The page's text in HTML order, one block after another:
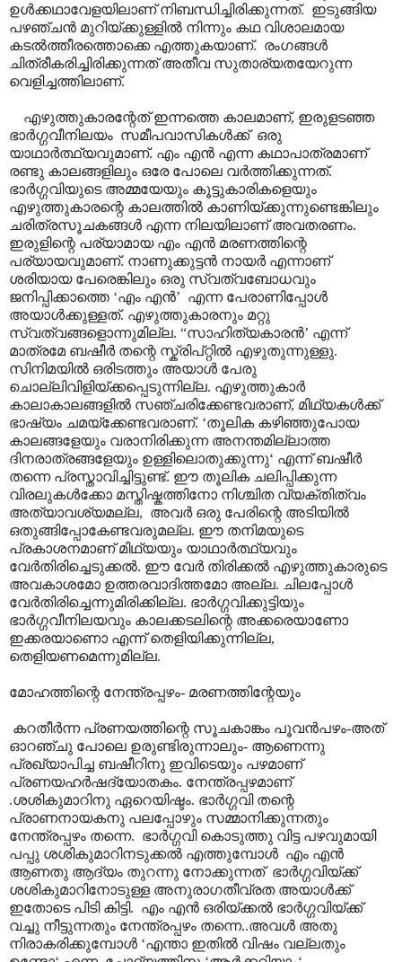
ഉൾക്കഥാവേളയിലാണ് നിബന്ധിച്ചിരിക്കുന്നത്. ഇടുങ്ങിയ
പഴഞ്ചൻ മുറിയ്ക്കുള്ളിൽ നിന്നും കഥ വിശാലമായ
കടൽത്തീരത്തൊക്കെ എത്തുകയാണ്. രംഗങ്ങൾ
ചിത്രീകരിച്ചിരിക്കുന്നത് അതീവ സുതാര്യതയേറുന്ന
വെളിച്ചത്തിലാണ്.
എഴുത്തുകാരന്റേത് ഇന്നത്തെ കാലമാണ്, ഇരുളടഞ്ഞ
ഭാർഗ്ഗവീനിലയം സമീപവാസികൾക്ക് ഒരു
യാഥാർത്ഥ്യവുമാണ്. എം എൻ എന്ന കഥാപാത്രമാണ്
രണ്ടു കാലങ്ങളിലും ഒരേ പോലെ വർത്തിക്കുന്നത്.
ഭാർഗ്ഗവിയുടെ അമ്മയേയും കൂട്ടുകാരികളെയും
എഴുത്തുകാരന്റെ കാലത്തിൽ കാണിയ്ക്കുന്നുണ്ടെങ്കിലും
ചരിത്രസൂചകങ്ങൾ എന്ന നിലയിലാണ് അവതരണം.
ഇരുളിന്റെ പര്യാമായ എം എൻ മരണത്തിന്റെ
പര്യായവുമാണ്. നാണുക്കുട്ടൻ നായർ എന്നാണ്
ശരിയായ പേരെങ്കിലും ഒരു സ്വത്വബോധവും
ജനിപ്പിക്കാത്തെ ‘എം എൻ’ എന്ന പേരാണിപ്പോൾ
അയാൾക്കുള്ളത്. എഴുത്തുകാരനും മറ്റു
സ്വത്വങ്ങളൊന്നുമില്ല. “സാഹിത്യകാരൻ’ എന്ന്
മാത്രമേ ബഷീർ തന്റെ സ്ക്രിപ്റ്റിൽ എഴുതുന്നുള്ളു.
സിനിമയിൽ ഒരിടത്തും അയാൾ പേരു
ചൊല്ലിവിളിയ്ക്കപ്പെടുന്നില്ല. എഴുത്തുകാർ
കാലാകാലങ്ങളിൽ സഞ്ചരിക്കേണ്ടവരാണ്, മിഥ്യകൾക്ക്
ഭാഷ്യം ചമയ്ക്കേണ്ടവരാണ്. ‘തൂലിക കഴിഞ്ഞുപോയ
കാലങ്ങളേയും വരാനിരിക്കുന്ന അനന്തമില്ലാത്ത
ദിനരാത്രങ്ങളേയും ഉള്ളിലൊതുക്കുന്നു‘ എന്ന് ബഷീർ
തന്നെ പ്രസ്താവിച്ചിട്ടുണ്ട്. ഈ തൂലിക ചലിപ്പിക്കുന്ന
വിരലുകൾക്കോ മസ്തിഷ്കത്തിനോ നിശ്ചിത വ്യക്തിത്വം
അത്യാവശ്യമല്ല, അവർ ഒരു പേരിന്റെ അടിയിൽ
ഒതുങ്ങിപ്പോകേണ്ടവരുമല്ല. ഈ തനിമയുടെ
പ്രകാശനമാണ് മിഥ്യയും യാഥാർത്ഥ്യവും
വേർതിരിച്ചെടുക്കൽ. ഈ വേർ തിരിക്കൽ എഴുത്തുകാരുടെ
അവകാശമോ ഉത്തരവാദിത്തമോ അല്ല. ചിലപ്പോൾ
വേർതിരിച്ചെന്നുമിരിക്കില്ല. ഭാർഗ്ഗവിക്കുട്ടിയും
ഭാർഗ്ഗവീനിലയവും കാലക്കടലിന്റെ അക്കരെയാണോ
ഇക്കരയാണൊ എന്ന് തെളിയിക്കുന്നില്ല,
തെളിയണമെന്നുമില്ല.
മോഹത്തിന്റെ നേന്ത്രപ്പഴം- മരണത്തിന്റേയും
കറതീർന്ന പ്രണയത്തിന്റെ സൂചകാങ്കം പൂവൻപഴം-അത്
ഓറഞ്ചു പോലെ ഉരുണ്ടിരുന്നാലും- ആണെന്നു
പ്രഖ്യാപിച്ച ബഷീറിനു ഇവിടെയും പഴമാണ്
പ്രണയഹർഷദ്യോതകം. നേന്ത്രപ്പഴമാണ്
.ശശികുമാറിനു ഏറെയിഷ്ടം. ഭാർഗ്ഗവി തന്റെ
പ്രാണനായകനു പലപ്പോഴും സമ്മാനിക്കുന്നതും
നേന്ത്രപ്പഴം തന്നെ. ഭാർഗ്ഗവി കൊടുത്തു വിട്ട പഴവുമായി
പപ്പു ശശികുമാറിനടുക്കൽ എത്തുമ്പോൾ എം എൻ
ആണതു ആദ്യം തുറന്നു നോക്കുന്നത് ഭാർഗ്ഗവിയ്ക്ക്
ശശികുമാറിനോടുള്ള അനുരാഗതീവ്രത അയാൾക്ക്
ഇതോടെ പിടി കിട്ടി. എം എൻ ഒരിയ്ക്കൽ ഭാർഗ്ഗവിയ്ക്ക്
വച്ചു നീട്ടുന്നതും നേന്ത്രപ്പഴം തന്നെ..അവൾ അതു
നിരാകരിക്കുമ്പോൾ ‘എന്താ ഇതിൽ വിഷം വല്ലതും